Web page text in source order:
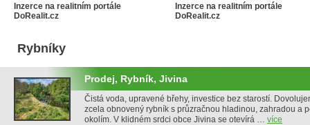
Inzerce na realitním portále
DoRealit.cz
Inzerce na realitním portále
DoRealit.cz
Rybníky
Prodej, Rybník, Jivina
Čistá voda, upravené břehy, investice bez starostí.
zcela obnovený rybník s průzračnou hladinou, zahradou a
okolím. V klidném srdci obce Jivina se otevírá … více